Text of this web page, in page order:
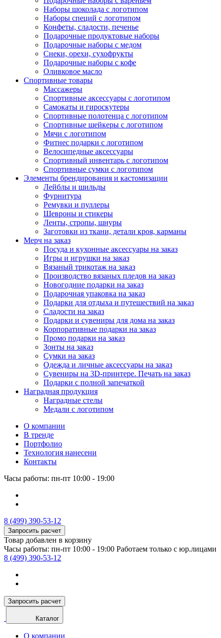
Наборы шоколада с логотипом
Наборы специй с логотипом
Конфеты, сладости, печенье
Подарочные продуктовые наборы
Подарочные наборы с медом
Снеки, орехи, сухофрукты
Подарочные наборы с кофе
Оливковое масло
Спортивные товары
Массажеры
Спортивные аксессуары с логотипом
Самокаты и гироскутеры
Спортивные полотенца с логотипом
Спортивные шейкеры с логотипом
Мячи с логотипом
Фитнес подарки с логотипом
Велосипедные аксессуары
Спортивный инвентарь с логотипом
Спортивные сумки с логотипом
Элементы брендирования и кастомизации
Лейблы и шильды
Фурнитура
Ремувки и пуллеры
Шевроны и стикеры
Ленты, стропы, шнуры
Заготовки из ткани, детали кроя, карманы
Мерч на заказ
Посуда и кухонные аксессуары на заказ
Игры и игрушки на заказ
Вязаный трикотаж на заказ
Производство вязаных пледов на заказ
Новогодние подарки на заказ
Подарочная упаковка на заказ
Подарки для отдыха и путешествий на заказ
Сладости на заказ
Подарки и сувениры для дома на заказ
Корпоративные подарки на заказ
Промо подарки на заказ
Зонты на заказ
Сумки на заказ
Одежда и личные аксессуары на заказ
Сувениры на 3D-принтере. Печать на заказ
Подарки с полной запечаткой
Наградная продукция
Наградные стелы
Медали с логотипом
О компании
В тренде
Портфолио
Технология нанесени
Контакты
Часы работы: пн-пт 10:00 - 19:00
8 (499) 390-53-12
Запросить расчет
Товар добавлен в корзину
Часы работы: пн-пт 10:00 - 19:00 Работаем только с юр.лицами
8 (499) 390-53-12
Запросить расчет
Каталог
О компании